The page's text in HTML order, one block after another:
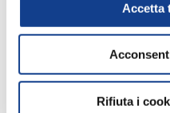
Accetta
Rifiuta i